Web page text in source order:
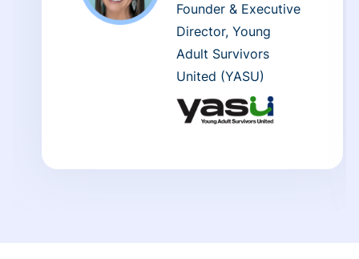
Founder & Executive
Director, Young
Adult Survivors
United (YASU)